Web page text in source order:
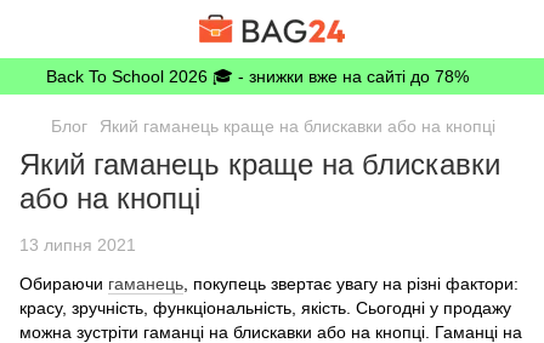
Back To School 2026 🎓 - знижки вже на сайті до 78%
Блог Який гаманець краще на блискавки або на кнопці
Який гаманець краще на блискавки
або на кнопці
13 липня 2021
Обираючи гаманець , покупець звертає увагу на різні фактори:
красу, зручність, функціональність, якість. Сьогодні у продажу
можна зустріти гаманці на блискавки або на кнопці. Гаманці на